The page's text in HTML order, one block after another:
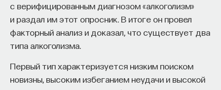
с верифицированным диагнозом «алкоголизм»
и раздал им этот опросник. В итоге он провел
факторный анализ и доказал, что существует два
типа алкоголизма.
Первый тип характеризуется низким поиском
новизны, высоким избеганием неудачи и высокой